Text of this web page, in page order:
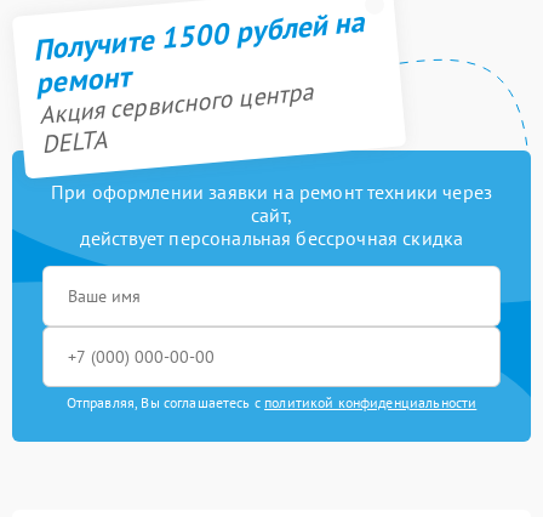
Получите 1500 рублей на
ремонт
Акция сервисного центра
DELTA
При оформлении заявки на ремонт техники через
сайт,
действует персональная бессрочная скидка
Отправляя, Вы соглашаетесь с политикой конфиденциальности